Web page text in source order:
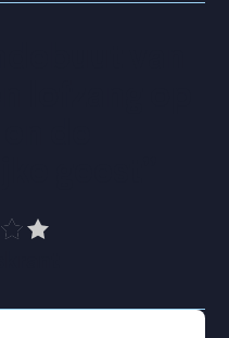
drop-out. Daarom